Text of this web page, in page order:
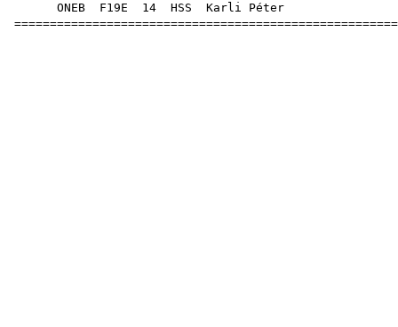
ONEB F19E 14 HSS Karli